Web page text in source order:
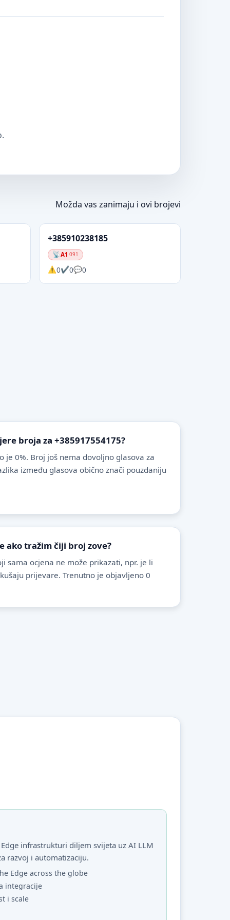
Možda vas zanimaju i ovi brojevi
+385910238185
A1 091
0 0 0
broja za +385917554175?
je 0%. Broj još nema dovoljno glasova za
između glasova obično znači pouzdaniju
ako tražim čiji broj zove?
sama ocjena ne može prikazati, npr. je li
prijevare. Trenutno je objavljeno 0
infrastrukturi diljem svijeta uz AI LLM
razvoj i automatizaciju.
Edge across the globe
integracije
i scale